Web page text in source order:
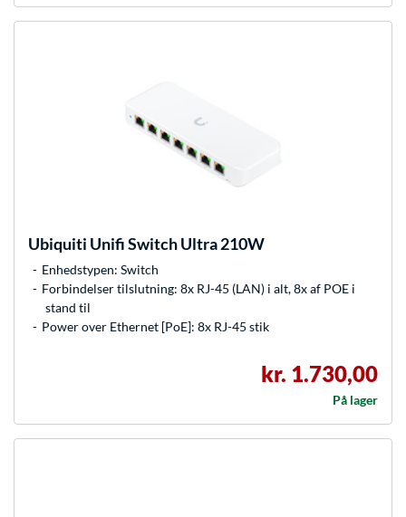
Ubiquiti Unifi Switch Ultra 210W
Enhedstypen: Switch
Forbindelser tilslutning: 8x RJ-45 (LAN) i alt, 8x af POE i
stand til
Power over Ethernet [PoE]: 8x RJ-45 stik
kr. 1.730,00
På lager